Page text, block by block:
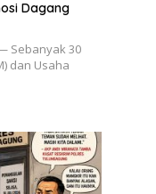
Dagang
— Sebanyak 30
dan Usaha